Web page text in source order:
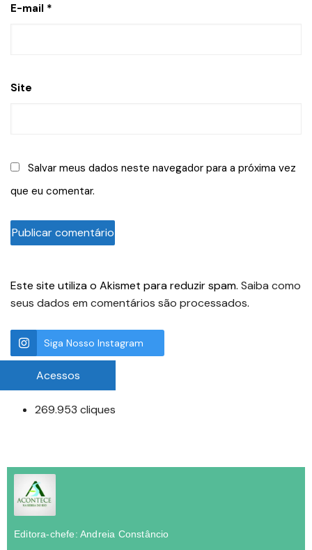
E-mail *
Site
Salvar meus dados neste navegador para a próxima vez
que eu comentar.
Este site utiliza o Akismet para reduzir spam. Saiba como
seus dados em comentários são processados.
Siga Nosso Instagram
Acessos
269.953 cliques
Editora-chefe: Andreia Constâncio